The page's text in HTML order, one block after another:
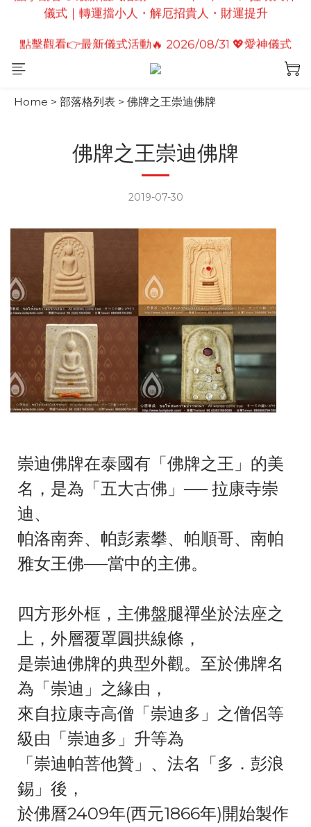
點擊觀看👉最新儀式活動🔥2026/08/19 💗2026七夕
｜增強人緣魅力・感情和合・招正緣桃花
點擊觀看👉最新儀式活動🔥2026/08/19 💗2026七夕
情定善緣桃花燈｜泰國高僧祈願點燈儀式
Home > 部落格列表 > 佛牌之王崇迪佛牌
佛牌之王崇迪佛牌
2019-07-30
崇迪佛牌在泰國有「佛牌之王」的美
名，是為「五大古佛」── 拉康寺崇
迪、
帕洛南奔、帕彭素攀、帕順哥、南帕
雅女王佛──當中的主佛。
四方形外框，主佛盤腿禪坐於法座之
上，外層覆罩圓拱線條，
是崇迪佛牌的典型外觀。至於佛牌名
為「崇迪」之緣由，
來自拉康寺高僧「崇迪多」之僧侶等
級由「崇迪多」升等為
「崇迪帕菩他贊」、法名「多．彭浪
錫」後，
於佛曆2409年(西元1866年)開始製作